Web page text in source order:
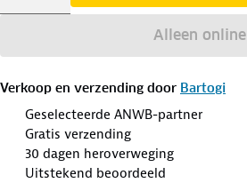
Alleen online
Verkoop en verzending door Bartogi
Geselecteerde ANWB-partner
Gratis verzending
30 dagen heroverweging
Uitstekend beoordeeld